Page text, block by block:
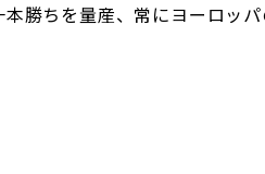
勝ちを量産、常にヨーロッ